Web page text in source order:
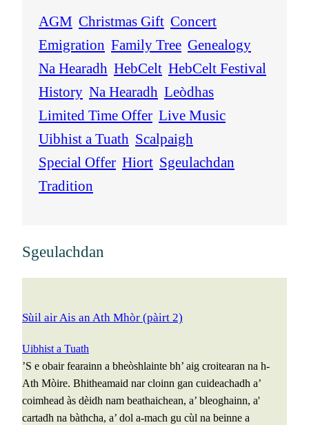
AGM Christmas Gift Concert
Emigration Family Tree Genealogy
Na Hearadh HebCelt HebCelt Festival
History Na Hearadh Leòdhas
Limited Time Offer Live Music
Uibhist a Tuath Scalpaigh
Special Offer Hiort Sgeulachdan
Tradition
Sgeulachdan
Sùil air Ais an Ath Mhòr (pàirt 2)
Uibhist a Tuath
’S e obair fearainn a bheòshlainte bh’ aig croitearan na h-
Ath Mòire. Bhitheamaid nar cloinn gan cuideachadh a’
coimhead às dèidh nam beathaichean, a’ bleoghainn, a'
cartadh na bàthcha, a’ dol a-mach gu cùl na beinne a